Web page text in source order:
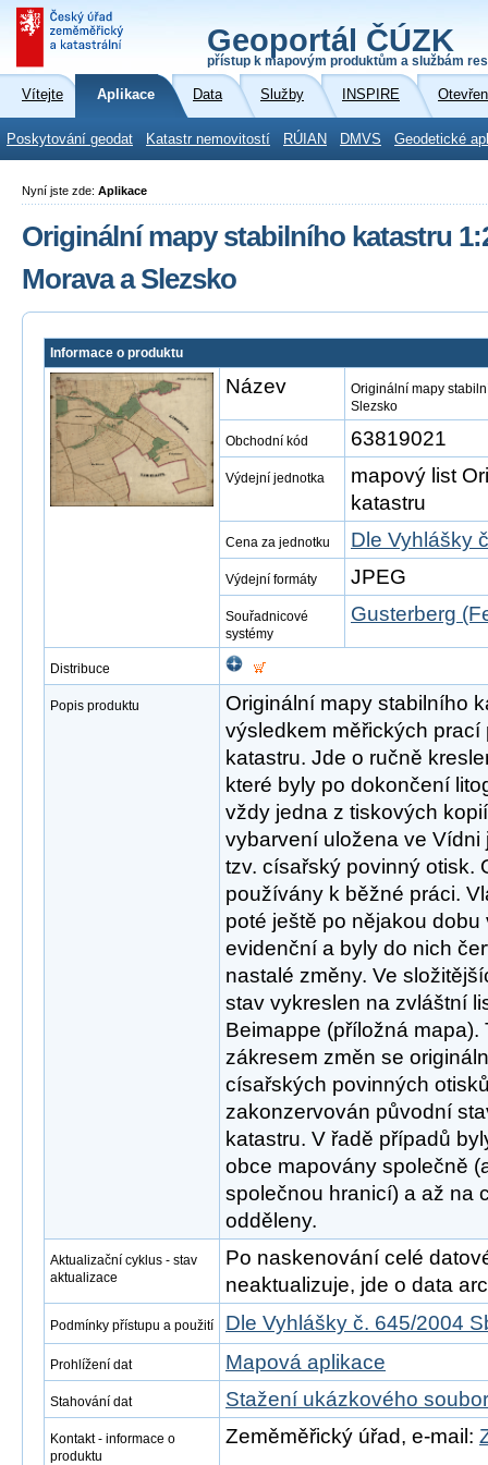
Geoportál ČÚZK
přístup k mapovým produktům a službám
Vítejte Aplikace Data Služby INSPIRE
Poskytování geodat Katastr nemovitostí RÚIAN DMVS Geodetické
Nyní jste zde: Aplikace
Originální mapy stabilního katastru
Morava a Slezsko
Informace o produktu
Název
Originální mapy
Slezsko
Obchodní kód 63819021
Výdejní jednotka
mapový list
katastru
Cena za jednotku Dle Vyhlášky
Výdejní formáty JPEG
Souřadnicové
systémy
Gusterberg
Distribuce
Popis produktu
Originální mapy stabilního
výsledkem měřických
katastru. Jde o ručně
které byly po dokončení
vždy jedna z tiskových
vybarvení uložena ve Vídni
tzv. císařský povinný otisk.
používány k běžné práci.
poté ještě po nějakou
evidenční a byly do nich
nastalé změny. Ve
stav vykreslen na zvláštní
Beimappe (příložná
zákresem změn se
císařských povinných
zakonzervován původní
katastru. V řadě případů
obce mapovány společně
společnou hranicí) a až na
odděleny.
Aktualizační cyklus - stav
aktualizace
Po naskenování celé
neaktualizuje, jde o data
Podmínky přístupu a použití Dle Vyhlášky č. 645/2004
Prohlížení dat Mapová aplikace
Stahování dat Stažení ukázkového
Kontakt - informace o
produktu
Zeměměřický úřad, e-mail: